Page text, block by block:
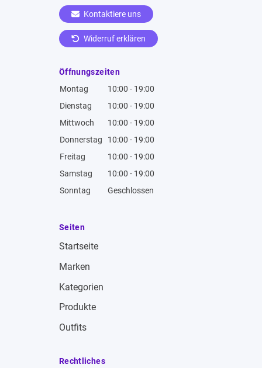
Kontaktiere uns
Widerruf erklären
Öffnungszeiten
Montag
10:00 - 19:00
Dienstag
10:00 - 19:00
Mittwoch
10:00 - 19:00
Donnerstag
10:00 - 19:00
Freitag
10:00 - 19:00
Samstag
10:00 - 19:00
Sonntag
Geschlossen
Seiten
Startseite
Marken
Kategorien
Produkte
Outfits
Rechtliches